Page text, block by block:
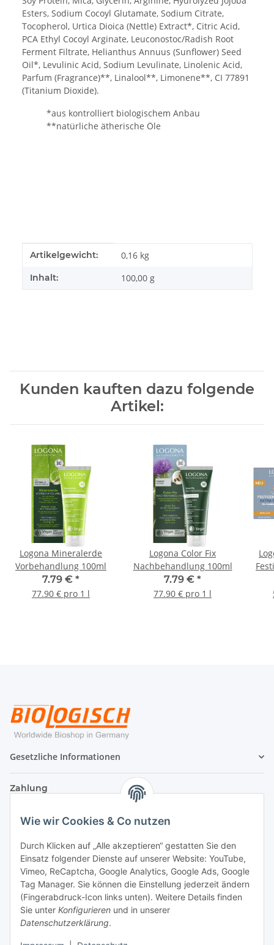
Wie wir Cookies & Co nutzen
Durch Klicken auf „Alle akzeptieren“ gestatten Sie den
Einsatz folgender Dienste auf unserer Website: YouTube,
Vimeo, ReCaptcha, Google Analytics, Google Ads, Google
Tag Manager. Sie können die Einstellung jederzeit ändern
(Fingerabdruck-Icon links unten). Weitere Details finden
Sie unter Konfigurieren und in unserer
Datenschutzerklärung.
Esters, Sodium Cocoyl Glutamate, Sodium Citrate,
Tocopherol, Urtica Dioica (Nettle) Extract*, Citric Acid,
PCA Ethyl Cocoyl Arginate, Leuconostoc/Radish Root
Ferment Filtrate, Helianthus Annuus (Sunflower) Seed
Oil*, Levulinic Acid, Sodium Levulinate, Linolenic Acid,
Parfum (Fragrance)**, Linalool**, Limonene**, CI 77891
(Titanium Dioxide).
*aus kontrolliert biologischem Anbau
**natürliche ätherische Öle
Produkteigenschaft
Wert
Artikelgewicht: 0,16 kg
Inhalt: 100,00 g
Kunden kauften dazu folgende
Artikel:
Logona Mineralerde
Vorbehandlung 100ml
7.79 € *
77.90 € pro 1 l
Logona Color Fix
Nachbehandlung 100ml
7.79 € *
77.90 € pro 1 l
Gesetzliche Informationen
Zahlung
Versand